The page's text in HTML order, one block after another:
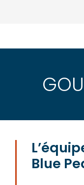
Blue